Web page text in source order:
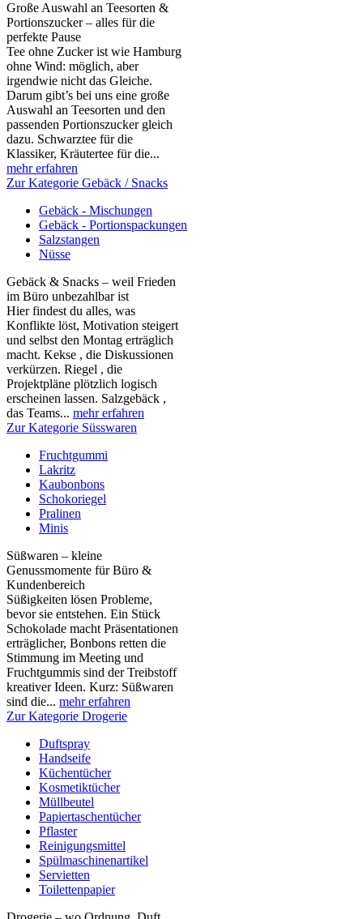
Große Auswahl an Teesorten &
Portionszucker – alles für die
perfekte Pause
Tee ohne Zucker ist wie Hamburg
ohne Wind: möglich, aber
irgendwie nicht das Gleiche.
Darum gibt’s bei uns eine große
Auswahl an Teesorten und den
passenden Portionszucker gleich
dazu. Schwarztee für die
Klassiker, Kräutertee für die...
mehr erfahren
Zur Kategorie Gebäck / Snacks
Gebäck - Mischungen
Gebäck - Portionspackungen
Salzstangen
Nüsse
Gebäck & Snacks – weil Frieden
im Büro unbezahlbar ist
Hier findest du alles, was
Konflikte löst, Motivation steigert
und selbst den Montag erträglich
macht. Kekse , die Diskussionen
verkürzen. Riegel , die
Projektpläne plötzlich logisch
erscheinen lassen. Salzgebäck ,
das Teams... mehr erfahren
Zur Kategorie Süsswaren
Fruchtgummi
Lakritz
Kaubonbons
Schokoriegel
Pralinen
Minis
Süßwaren – kleine
Genussmomente für Büro &
Kundenbereich
Süßigkeiten lösen Probleme,
bevor sie entstehen. Ein Stück
Schokolade macht Präsentationen
erträglicher, Bonbons retten die
Stimmung im Meeting und
Fruchtgummis sind der Treibstoff
kreativer Ideen. Kurz: Süßwaren
sind die... mehr erfahren
Zur Kategorie Drogerie
Duftspray
Handseife
Küchentücher
Kosmetiktücher
Müllbeutel
Papiertaschentücher
Pflaster
Reinigungsmittel
Spülmaschinenartikel
Servietten
Toilettenpapier